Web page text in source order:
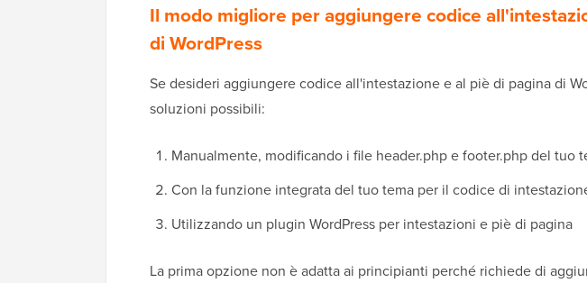
Il modo migliore per aggiungere codice
di WordPress
Se desideri aggiungere codice all'intestazione e al piè di pagina di
soluzioni possibili:
Manualmente, modificando i file header.php e footer.php del tuo
Con la funzione integrata del tuo tema per il codice di
Utilizzando un plugin WordPress per intestazioni e piè di pagina
La prima opzione non è adatta ai principianti perché richiede di